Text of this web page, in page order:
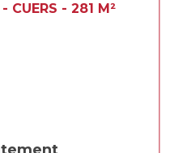
CUERS - 281 M²